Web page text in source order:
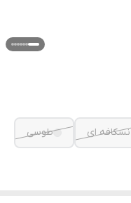
نسکافه ای طوسی